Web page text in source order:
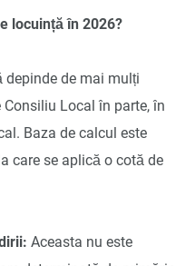
locuință în 2026?
de mai mulți
Local în parte, în
Baza de calcul este
care se aplică o cotă de
Aceasta nu este